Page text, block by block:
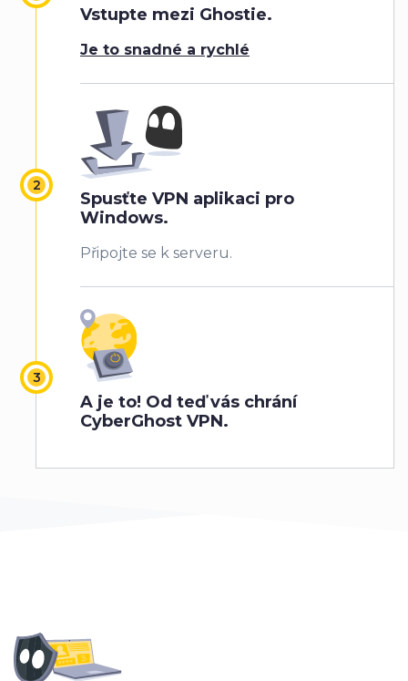
Vstupte mezi Ghostie.
Je to snadné a rychlé
Spusťte VPN aplikaci pro
Windows.
Připojte se k serveru.
A je to! Od teď vás chrání
CyberGhost VPN.